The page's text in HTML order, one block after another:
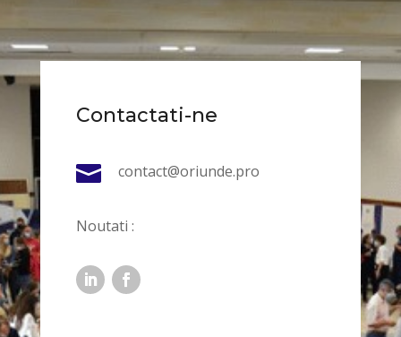
Contactati-ne
 contact@oriunde.pro
Noutati :